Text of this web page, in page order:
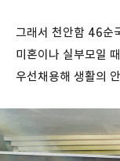
그래서 천안함 46순
미혼이나 실부모일
우선채용해 생활의